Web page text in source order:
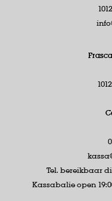
Tel. bereikbaar di
Kassabalie open